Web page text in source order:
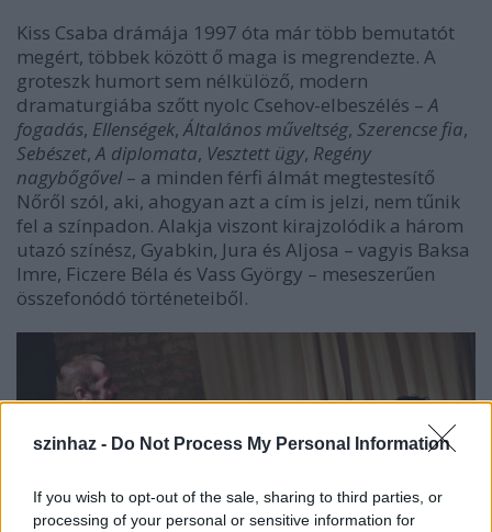
szinhaz - Do Not Process My Personal Information
If you wish to opt-out of the sale, sharing to third parties, or
processing of your personal or sensitive information for
Kiss Csaba drámája 1997 óta már több bemutatót
megért, többek között ő maga is megrendezte. A
groteszk humort sem nélkülöző, modern
dramaturgiába szőtt nyolc Csehov-elbeszélés –A
fogadás, Ellenségek,Általános műveltség, Szerencse fia,
Sebészet,A diplomata, Vesztett ügy, Regény
nagybőgővel– a minden férfi álmát megtestesítő
Nőről szól, aki, ahogyan azt a cím is jelzi, nem tűnik
fel a színpadon. Alakja viszont kirajzolódik a három
utazó színész, Gyabkin, Jura és Aljosa – vagyis Baksa
Imre, Ficzere Béla és Vass György – meseszerűen
összefonódó történeteiből.